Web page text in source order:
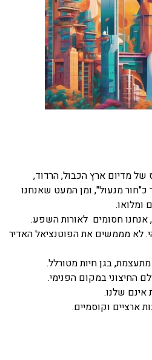
של מדיום ארץ הכבול, הרדוד,
כ"חור מנעול", ומן המעט שאנחנו
ומלואו.
אנחנו חסומים לאורות השפע.
לא מממשים את הפוטנציאל האדיר
בגן חיות מטורלל.
החיצוני במקום הפנימי.
ארציים וקוסמיים.